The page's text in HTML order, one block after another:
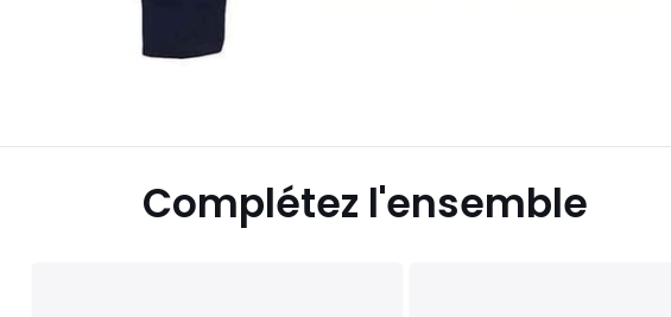
Complétez l'ensemble